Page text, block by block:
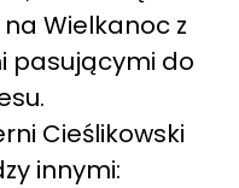
Wielkanoc z
pasującymi do
Cieślikowski
innymi: